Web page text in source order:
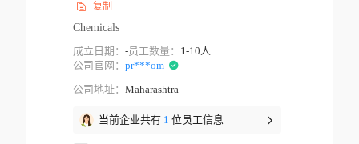
复制
Chemicals
成立日期： -员工数量： 1-10人
公司官网： pr***om
公司地址： Maharashtra
当前企业共有 1 位员工信息